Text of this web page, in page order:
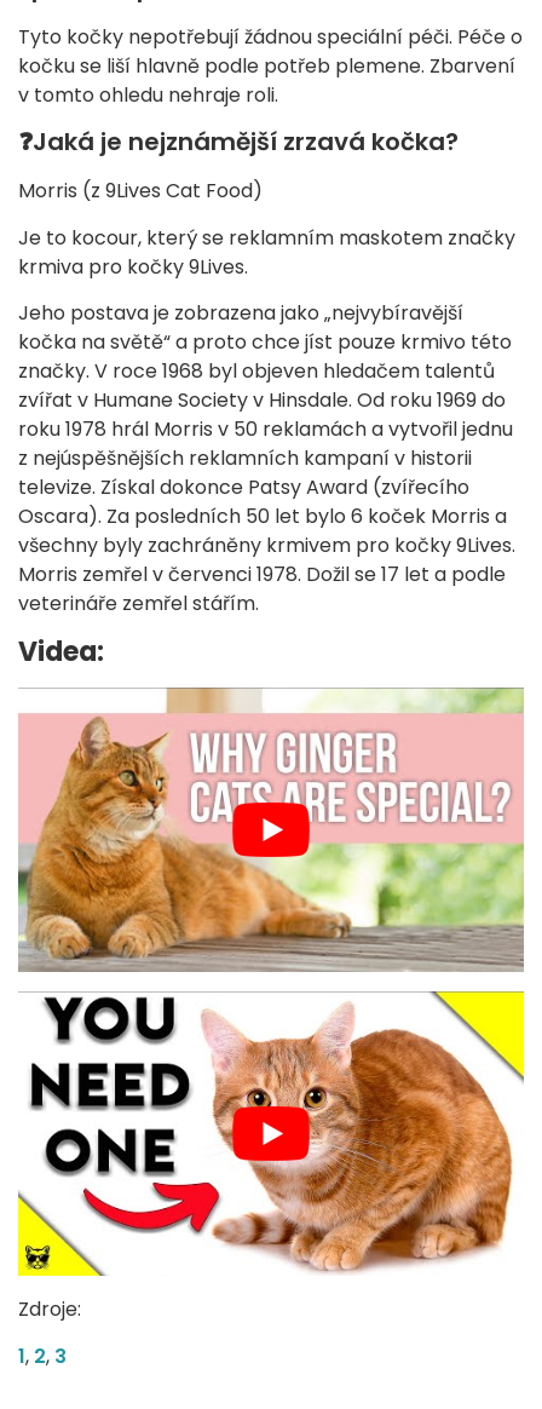
Tyto kočky nepotřebují žádnou speciální péči. Péče o
kočku se liší hlavně podle potřeb plemene. Zbarvení
v tomto ohledu nehraje roli.
❓Jaká je nejznámější zrzavá kočka?
Morris (z 9Lives Cat Food)
Je to kocour, který se reklamním maskotem značky
krmiva pro kočky 9Lives.
Jeho postava je zobrazena jako „nejvybíravější
kočka na světě“ a proto chce jíst pouze krmivo této
značky. V roce 1968 byl objeven hledačem talentů
zvířat v Humane Society v Hinsdale. Od roku 1969 do
roku 1978 hrál Morris v 50 reklamách a vytvořil jednu
z nejúspěšnějších reklamních kampaní v historii
televize. Získal dokonce Patsy Award (zvířecího
Oscara). Za posledních 50 let bylo 6 koček Morris a
všechny byly zachráněny krmivem pro kočky 9Lives.
Morris zemřel v červenci 1978. Dožil se 17 let a podle
veterináře zemřel stářím.
Videa:
Zdroje:
1, 2, 3